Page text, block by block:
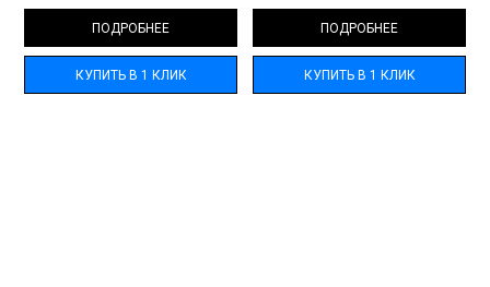
ПОДРОБНЕЕ
КУПИТЬ В 1 КЛИК
ПОДРОБНЕЕ
КУПИТЬ В 1 КЛИК